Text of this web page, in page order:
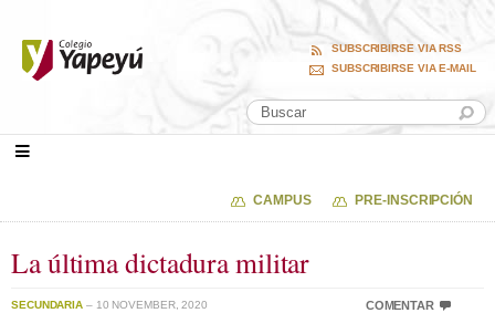
SUBSCRIBIRSE VIA RSS
SUBSCRIBIRSE VIA E-MAIL
CAMPUS PRE-INSCRIPCIÓN
La última dictadura militar
SECUNDARIA – 10 NOVEMBER, 2020 COMENTAR